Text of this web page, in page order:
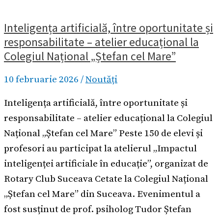
Inteligența artificială, între oportunitate și
responsabilitate – atelier educațional la
Colegiul Național „Ștefan cel Mare”
10 februarie 2026 /Noutăți
Inteligența artificială, între oportunitate și
responsabilitate – atelier educațional la Colegiul
Național „Ștefan cel Mare” Peste 150 de elevi și
profesori au participat la atelierul „Impactul
inteligenței artificiale în educație”, organizat de
Rotary Club Suceava Cetate la Colegiul Național
„Ștefan cel Mare” din Suceava. Evenimentul a
fost susținut de prof. psiholog Tudor Ștefan